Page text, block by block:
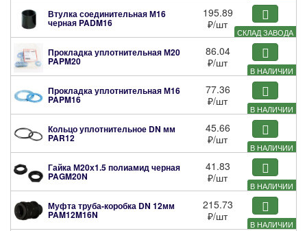
СКЛАД ЗАВОДА
Втулка соединительная М16
черная PADM16
195.89
₽/шт
В НАЛИЧИИ
Прокладка уплотнительная М20
PAPM20
86.04
₽/шт
В НАЛИЧИИ
Прокладка уплотнительная М16
PAPM16
77.36
₽/шт
В НАЛИЧИИ
Кольцо уплотнительное DN мм
PAR12
45.66
₽/шт
В НАЛИЧИИ
Гайка М20х1.5 полиамид черная
PAGM20N
41.83
₽/шт
В НАЛИЧИИ
Муфта труба-коробка DN 12мм
PAM12M16N
215.73
₽/шт